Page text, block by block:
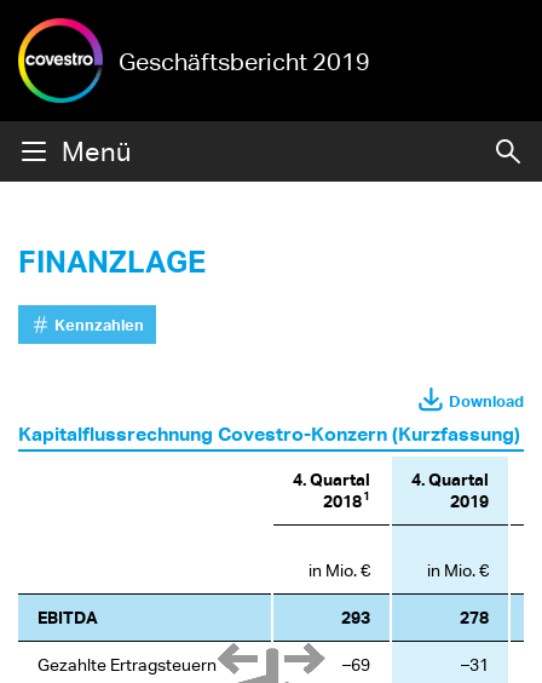
Geschäftsbericht 2019
Menü
FINANZLAGE
Kennzahlen
Download
Kapitalflussrechnung Covestro-Konzern (Kurzfassung)
4. Quartal
20181
4. Quartal
2019
in Mio. € in Mio. €
EBITDA 293 278
Gezahlte Ertragsteuern –69 –31